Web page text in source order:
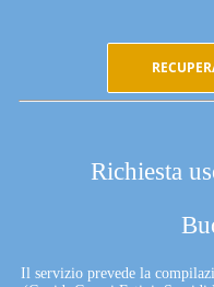
Richiesta
Il servizio prevede la